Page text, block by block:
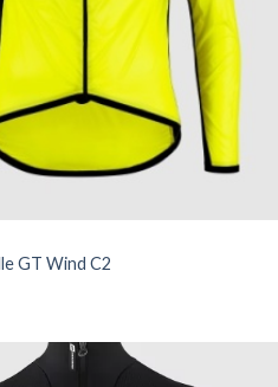
GT Wind C2